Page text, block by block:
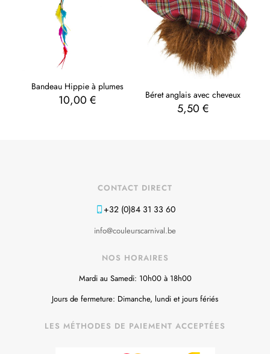
Bandeau Hippie à plumes
10,00€ Béret anglais avec cheveux
5,50 €
CONTACT DIRECT
+32 (0)84 31 33 60
info@couleurscarnival.be
NOS HORAIRES
Mardi au Samedi: 10h00 à 18h00
Jours de fermeture: Dimanche, lundi et jours fériés
LES MÉTHODES DE PAIEMENT ACCEPTÉES